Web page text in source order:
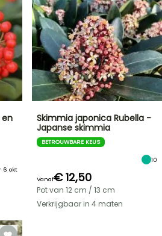
en
6 okt
Skimmia japonica Rubella -
Japanse skimmia
BETROUWBARE KEUS
10
Vanaf€ 12,50
Pot van 12 cm / 13 cm
Verkrijgbaar in 4 maten